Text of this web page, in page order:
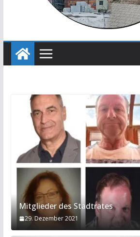
Mitglieder des Stadtrates
29. Dezember 2021